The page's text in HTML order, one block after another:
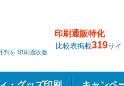
判を 印刷通販徹
印刷通販特化
比較表掲載319サイ